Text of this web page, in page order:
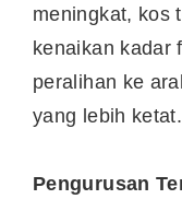
meningkat, kos
kenaikan kadar
peralihan ke
yang lebih ketat.
Pengurusan